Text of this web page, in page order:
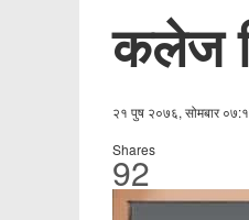
कलेज
२१ पुष २०७६, सोमबार
Shares
92